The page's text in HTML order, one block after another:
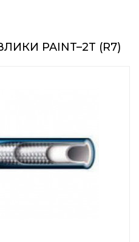
PAINT–2T (R7)